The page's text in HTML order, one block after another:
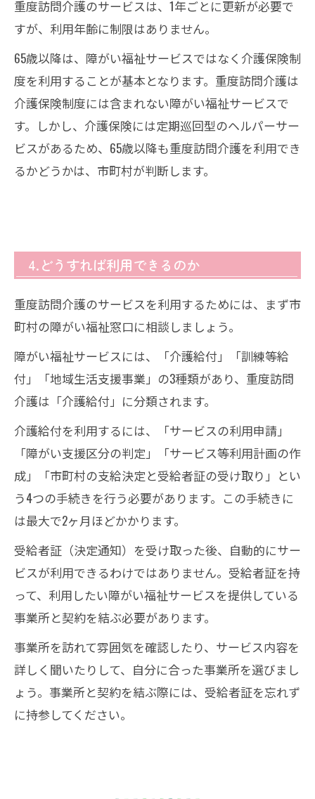
重度訪問介護のサービスは、1年ごとに更新が必要で
すが、利用年齢に制限はありません。
65歳以降は、障がい福祉サービスではなく介護保険制
度を利用することが基本となります。重度訪問介護は
介護保険制度には含まれない障がい福祉サービスで
す。しかし、介護保険には定期巡回型のヘルパーサー
ビスがあるため、65歳以降も重度訪問介護を利用でき
るかどうかは、市町村が判断します。
4.どうすれば利用できるのか
重度訪問介護のサービスを利用するためには、まず市
町村の障がい福祉窓口に相談しましょう。
障がい福祉サービスには、「介護給付」「訓練等給
付」「地域生活支援事業」の3種類があり、重度訪問
介護は「介護給付」に分類されます。
介護給付を利用するには、「サービスの利用申請」
「障がい支援区分の判定」「サービス等利用計画の作
成」「市町村の支給決定と受給者証の受け取り」とい
う4つの手続きを行う必要があります。この手続きに
は最大で2ヶ月ほどかかります。
受給者証（決定通知）を受け取った後、自動的にサー
ビスが利用できるわけではありません。受給者証を持
って、利用したい障がい福祉サービスを提供している
事業所と契約を結ぶ必要があります。
事業所を訪れて雰囲気を確認したり、サービス内容を
詳しく聞いたりして、自分に合った事業所を選びまし
ょう。事業所と契約を結ぶ際には、受給者証を忘れず
に持参してください。